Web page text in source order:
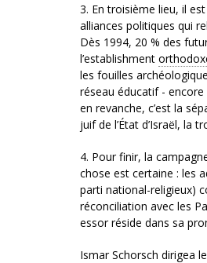
3. En troisième lieu, il
alliances politiques qui
Dès 1994, 20 % des
l’establishment
les fouilles
réseau éducatif -
en revanche, c’est la
juif de l’État d’Israël, la
4. Pour finir, la
chose est certaine : les
parti national-religieux)
réconciliation avec les
essor réside dans sa
Ismar Schorsch dirigea le